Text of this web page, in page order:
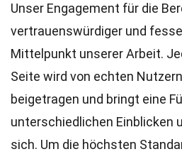
Unser Engagement für die
vertrauenswürdiger und
Mittelpunkt unserer Arbeit.
Seite wird von echten
beigetragen und bringt eine
unterschiedlichen Einblicken
sich. Um die höchsten